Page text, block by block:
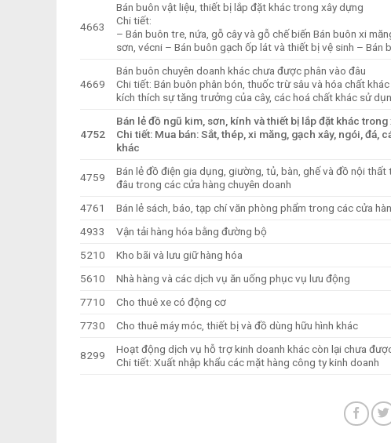
4663
Bán buôn vật liệu, thiết bị lắp đặt khác trong xây dựng
Chi tiết:
– Bán buôn tre, nứa, gỗ cây và gỗ chế biến Bán buôn xi
sơn, vécni – Bán buôn gạch ốp lát và thiết bị vệ sinh –
4669
Bán buôn chuyên doanh khác chưa được phân vào đâu
Chi tiết: Bán buôn phân bón, thuốc trừ sâu và hóa chất
kích thích sự tăng trưởng của cây, các hoá chất khác sử
4752
Bán lẻ đồ ngũ kim, sơn, kính và thiết bị lắp đặt khác
Chi tiết: Mua bán: Sắt, thép, xi măng, gạch xây, ngói,
khác
4759
Bán lẻ đồ điện gia dụng, giường, tủ, bàn, ghế và đồ nội
đâu trong các cửa hàng chuyên doanh
4761
Bán lẻ sách, báo, tạp chí văn phòng phẩm trong các cửa
4933
Vận tải hàng hóa bằng đường bộ
5210
Kho bãi và lưu giữ hàng hóa
5610
Nhà hàng và các dịch vụ ăn uống phục vụ lưu động
7710
Cho thuê xe có động cơ
7730
Cho thuê máy móc, thiết bị và đồ dùng hữu hình khác
8299
Hoạt động dịch vụ hỗ trợ kinh doanh khác còn lại chưa
Chi tiết: Xuất nhập khẩu các mặt hàng công ty kinh doanh